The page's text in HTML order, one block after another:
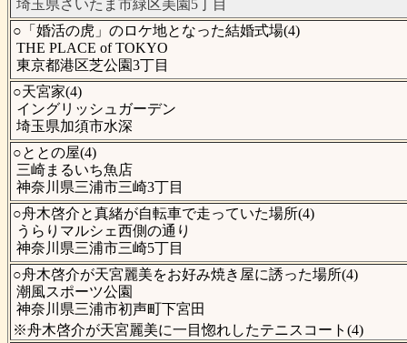
埼玉県さいたま市緑区美園5丁目
○「婚活の虎」のロケ地となった結婚式場(4)
THE PLACE of TOKYO
東京都港区芝公園3丁目
○天宮家(4)
イングリッシュガーデン
埼玉県加須市水深
○ととの屋(4)
三崎まるいち魚店
神奈川県三浦市三崎3丁目
○舟木啓介と真緒が自転車で走っていた場所(4)
うらりマルシェ西側の通り
神奈川県三浦市三崎5丁目
○舟木啓介が天宮麗美をお好み焼き屋に誘った場所(4)
潮風スポーツ公園
神奈川県三浦市初声町下宮田
※舟木啓介が天宮麗美に一目惚れしたテニスコート(4)